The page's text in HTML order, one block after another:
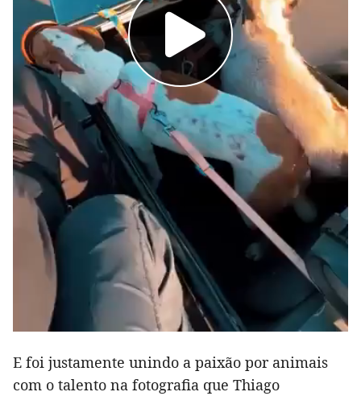
E foi justamente unindo a paixão por animais
com o talento na fotografia que Thiago